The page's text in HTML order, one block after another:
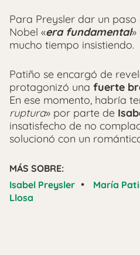
Para Preysler dar un
Nobel «era fundamental
mucho tiempo insistiendo.
Patiño se encargó de
protagonizó una fuerte
En ese momento, habría
ruptura» por parte de
insatisfecho de no
solucionó con un
MÁS SOBRE:
Isabel Preysler • María
Llosa